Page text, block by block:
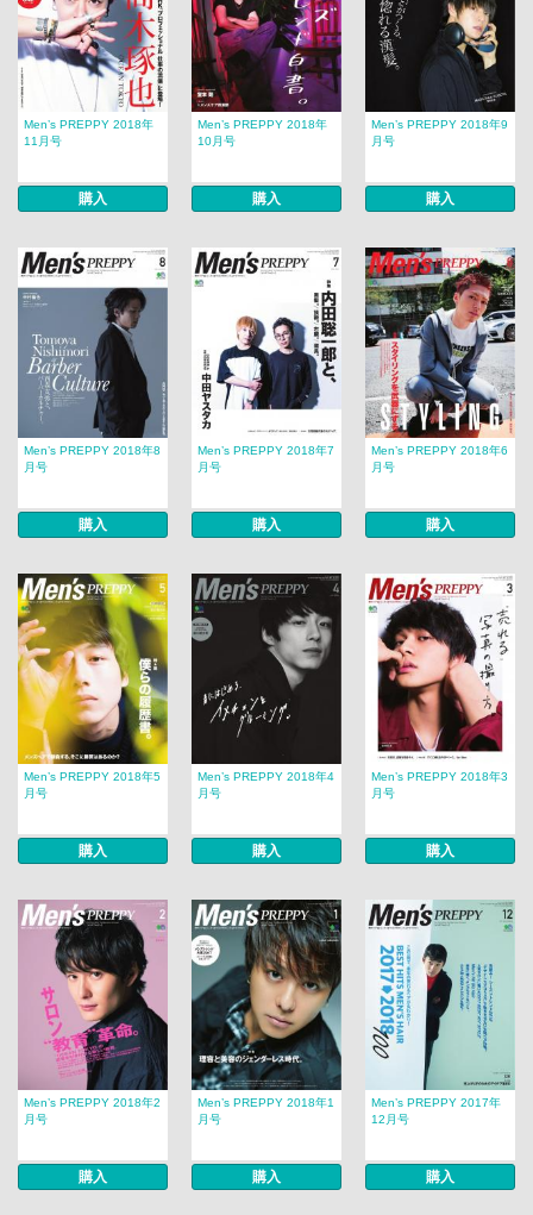
Men’s PREPPY 2018年
11月号
購入
Men’s PREPPY 2018年
10月号
購入
Men’s PREPPY 2018年9
月号
購入
Men’s PREPPY 2018年8
月号
購入
Men’s PREPPY 2018年7
月号
購入
Men’s PREPPY 2018年6
月号
購入
Men’s PREPPY 2018年5
月号
購入
Men’s PREPPY 2018年4
月号
購入
Men’s PREPPY 2018年3
月号
購入
Men’s PREPPY 2018年2
月号
購入
Men’s PREPPY 2018年1
月号
購入
Men’s PREPPY 2017年
12月号
購入